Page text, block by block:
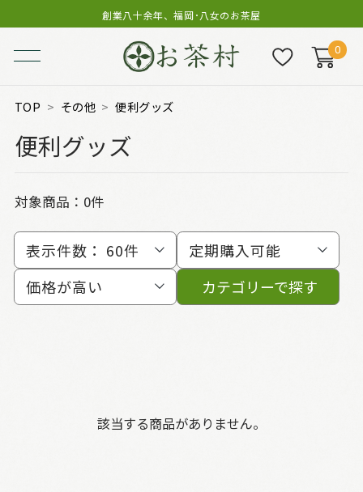
創業八十余年、福岡･八女のお茶屋
0
TOP その他 便利グッズ
便利グッズ
対象商品：0件
表示件数： 60件
定期購入可能
価格が高い
カテゴリーで探す
該当する商品がありません。